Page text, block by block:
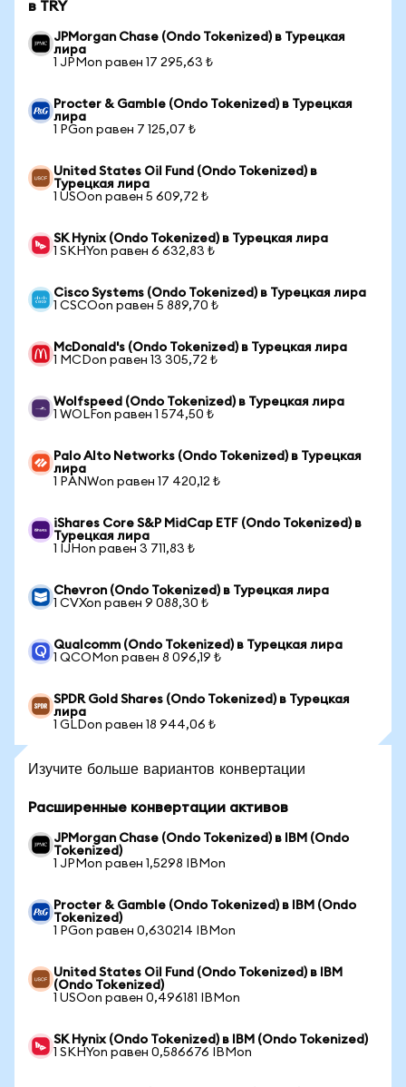
в TRY
JPMorgan Chase (Ondo Tokenized) в Турецкая
лира
1 JPMon равен 17 295,63 ₺
Procter & Gamble (Ondo Tokenized) в Турецкая
лира
1 PGon равен 7 125,07 ₺
United States Oil Fund (Ondo Tokenized) в
Турецкая лира
1 USOon равен 5 609,72 ₺
SK Hynix (Ondo Tokenized) в Турецкая лира
1 SKHYon равен 6 632,83 ₺
Cisco Systems (Ondo Tokenized) в Турецкая лира
1 CSCOon равен 5 889,70 ₺
McDonald's (Ondo Tokenized) в Турецкая лира
1 MCDon равен 13 305,72 ₺
Wolfspeed (Ondo Tokenized) в Турецкая лира
1 WOLFon равен 1 574,50 ₺
Palo Alto Networks (Ondo Tokenized) в Турецкая
лира
1 PANWon равен 17 420,12 ₺
iShares Core S&P MidCap ETF (Ondo Tokenized) в
Турецкая лира
1 IJHon равен 3 711,83 ₺
Chevron (Ondo Tokenized) в Турецкая лира
1 CVXon равен 9 088,30 ₺
Qualcomm (Ondo Tokenized) в Турецкая лира
1 QCOMon равен 8 096,19 ₺
SPDR Gold Shares (Ondo Tokenized) в Турецкая
лира
1 GLDon равен 18 944,06 ₺
Изучите больше вариантов конвертации
Расширенные конвертации активов
JPMorgan Chase (Ondo Tokenized) в IBM (Ondo
Tokenized)
1 JPMon равен 1,5298 IBMon
Procter & Gamble (Ondo Tokenized) в IBM (Ondo
Tokenized)
1 PGon равен 0,630214 IBMon
United States Oil Fund (Ondo Tokenized) в IBM
(Ondo Tokenized)
1 USOon равен 0,496181 IBMon
SK Hynix (Ondo Tokenized) в IBM (Ondo Tokenized)
1 SKHYon равен 0,586676 IBMon